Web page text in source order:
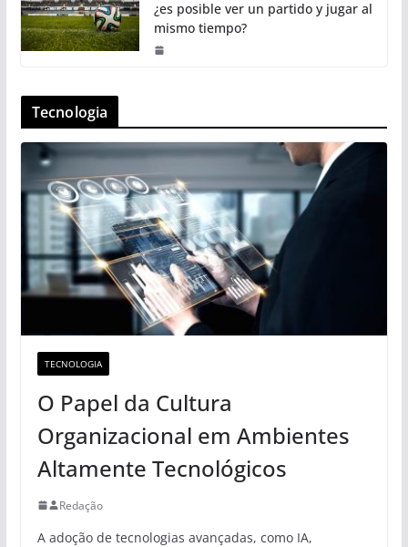
¿es posible ver un partido y jugar al
mismo tiempo?
Tecnologia
TECNOLOGIA
O Papel da Cultura
Organizacional em Ambientes
Altamente Tecnológicos
Redação
A adoção de tecnologias avançadas, como IA,